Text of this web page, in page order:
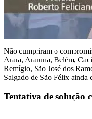
Não cumpriram o
Arara, Araruna, Belém,
Remígio, São José dos
Salgado de São Félix ainda
Tentativa de solução